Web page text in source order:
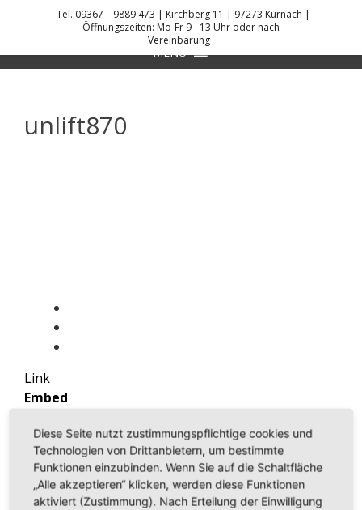
DANIEL KREIS KÜCHENPLANER
MENU
unlift870
Link
Embed
your webpage to embed.
Tel. 09367 – 9889 473 | Kirchberg 11 | 97273 Kürnach |
Öffnungszeiten: Mo-Fr 9 - 13 Uhr oder nach
Vereinbarung
Diese Seite nutzt zustimmungspflichtige cookies und
Technologien von Drittanbietern, um bestimmte
Funktionen einzubinden. Wenn Sie auf die Schaltfläche
„Alle akzeptieren“ klicken, werden diese Funktionen
aktiviert (Zustimmung). Nach Erteilung der Einwilligung